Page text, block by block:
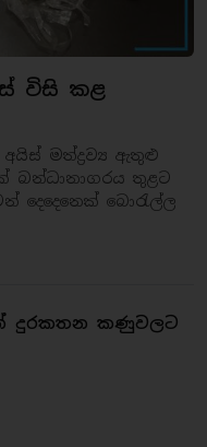
විසි කළ
මත්ද්‍රව්‍ය ඇතුළු
බන්ධානාගරය තුළට
දෙදෙනෙක් බොරැල්ල
දුරකතන කණුවලට